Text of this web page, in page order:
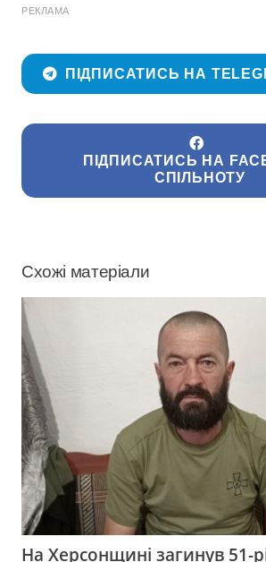
РЕКЛАМА
ПІДПИСАТИСЬ НА
ПІДПИСАТИСЬ НА
СПІЛЬНОТУ
Схожі матеріали
На Херсонщині загинув 51-